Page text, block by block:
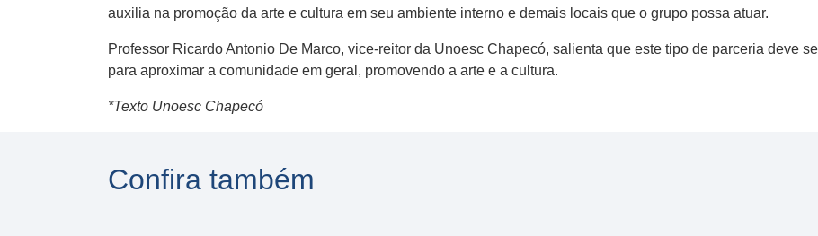
auxilia na promoção da arte e cultura em seu ambiente interno e demais locais que o grupo possa atuar.
Professor Ricardo Antonio De Marco, vice-reitor da Unoesc Chapecó, salienta que este tipo de parceria deve
para aproximar a comunidade em geral, promovendo a arte e a cultura.
*Texto Unoesc Chapecó
Confira também